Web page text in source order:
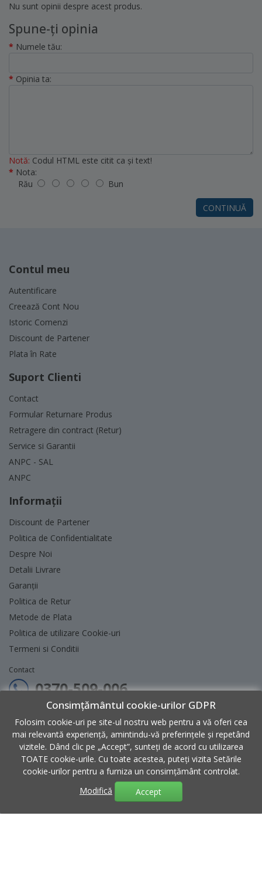
Nu sunt opinii despre acest produs.
Spune-ţi opinia
Numele tău:
Opinia ta:
Notă: Codul HTML este citit ca şi text!
Nota:
Rău
Bun
CONTINUĂ
Contul meu
Autentificare
Creează Cont Nou
Istoric Comenzi
Discount de Partener
Plata în Rate
Suport Clienti
Contact
Formular Returnare Produs
Retragere din contract (Retur)
Service si Garantii
ANPC - SAL
ANPC
Informaţii
Discount de Partener
Politica de Confidentialitate
Despre Noi
Detalii Livrare
Garanții
Politica de Retur
Metode de Plata
Politica de utilizare Cookie-uri
Termeni si Conditii
Contact
0370-509-006
contact@micul-meserias.ro
Program: Luni - Vineri 9:00 - 18:00
Sediu: Str. 2, Nr. 30, Hala 6, Afumati, Ilfov
Consimțământul cookie-urilor GDPR
Folosim cookie-uri pe site-ul nostru web pentru a vă oferi cea
mai relevantă experiență, amintindu-vă preferințele și repetând
vizitele. Dând clic pe „Accept”, sunteți de acord cu utilizarea
TOATE cookie-urile. Cu toate acestea, puteți vizita Setările
cookie-urilor pentru a furniza un consimțământ controlat.
Modifică
Accept